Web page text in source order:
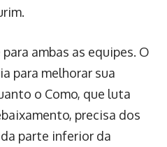
ambas as equipes. O
para melhorar sua
o Como, que luta
precisa dos
parte inferior da